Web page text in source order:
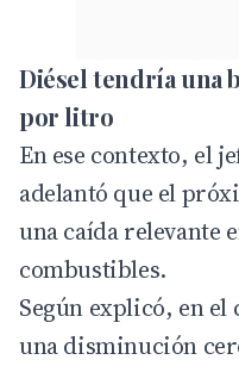
Diésel tendría una
por litro
En ese contexto, el
adelantó que el
una caída relevante
combustibles.
Según explicó, en el
una disminución